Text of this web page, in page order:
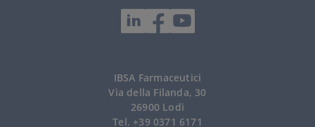
IBSA Farmaceutici
Via della Filanda, 30
26900 Lodi
Tel. +39 0371 6171